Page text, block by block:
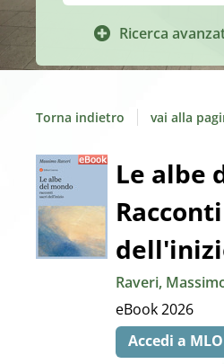
Ricerca
Torna indietro vai alla
Dettaglio
del
documento
Le albe
Raveri,
eBook2026
Accedi a